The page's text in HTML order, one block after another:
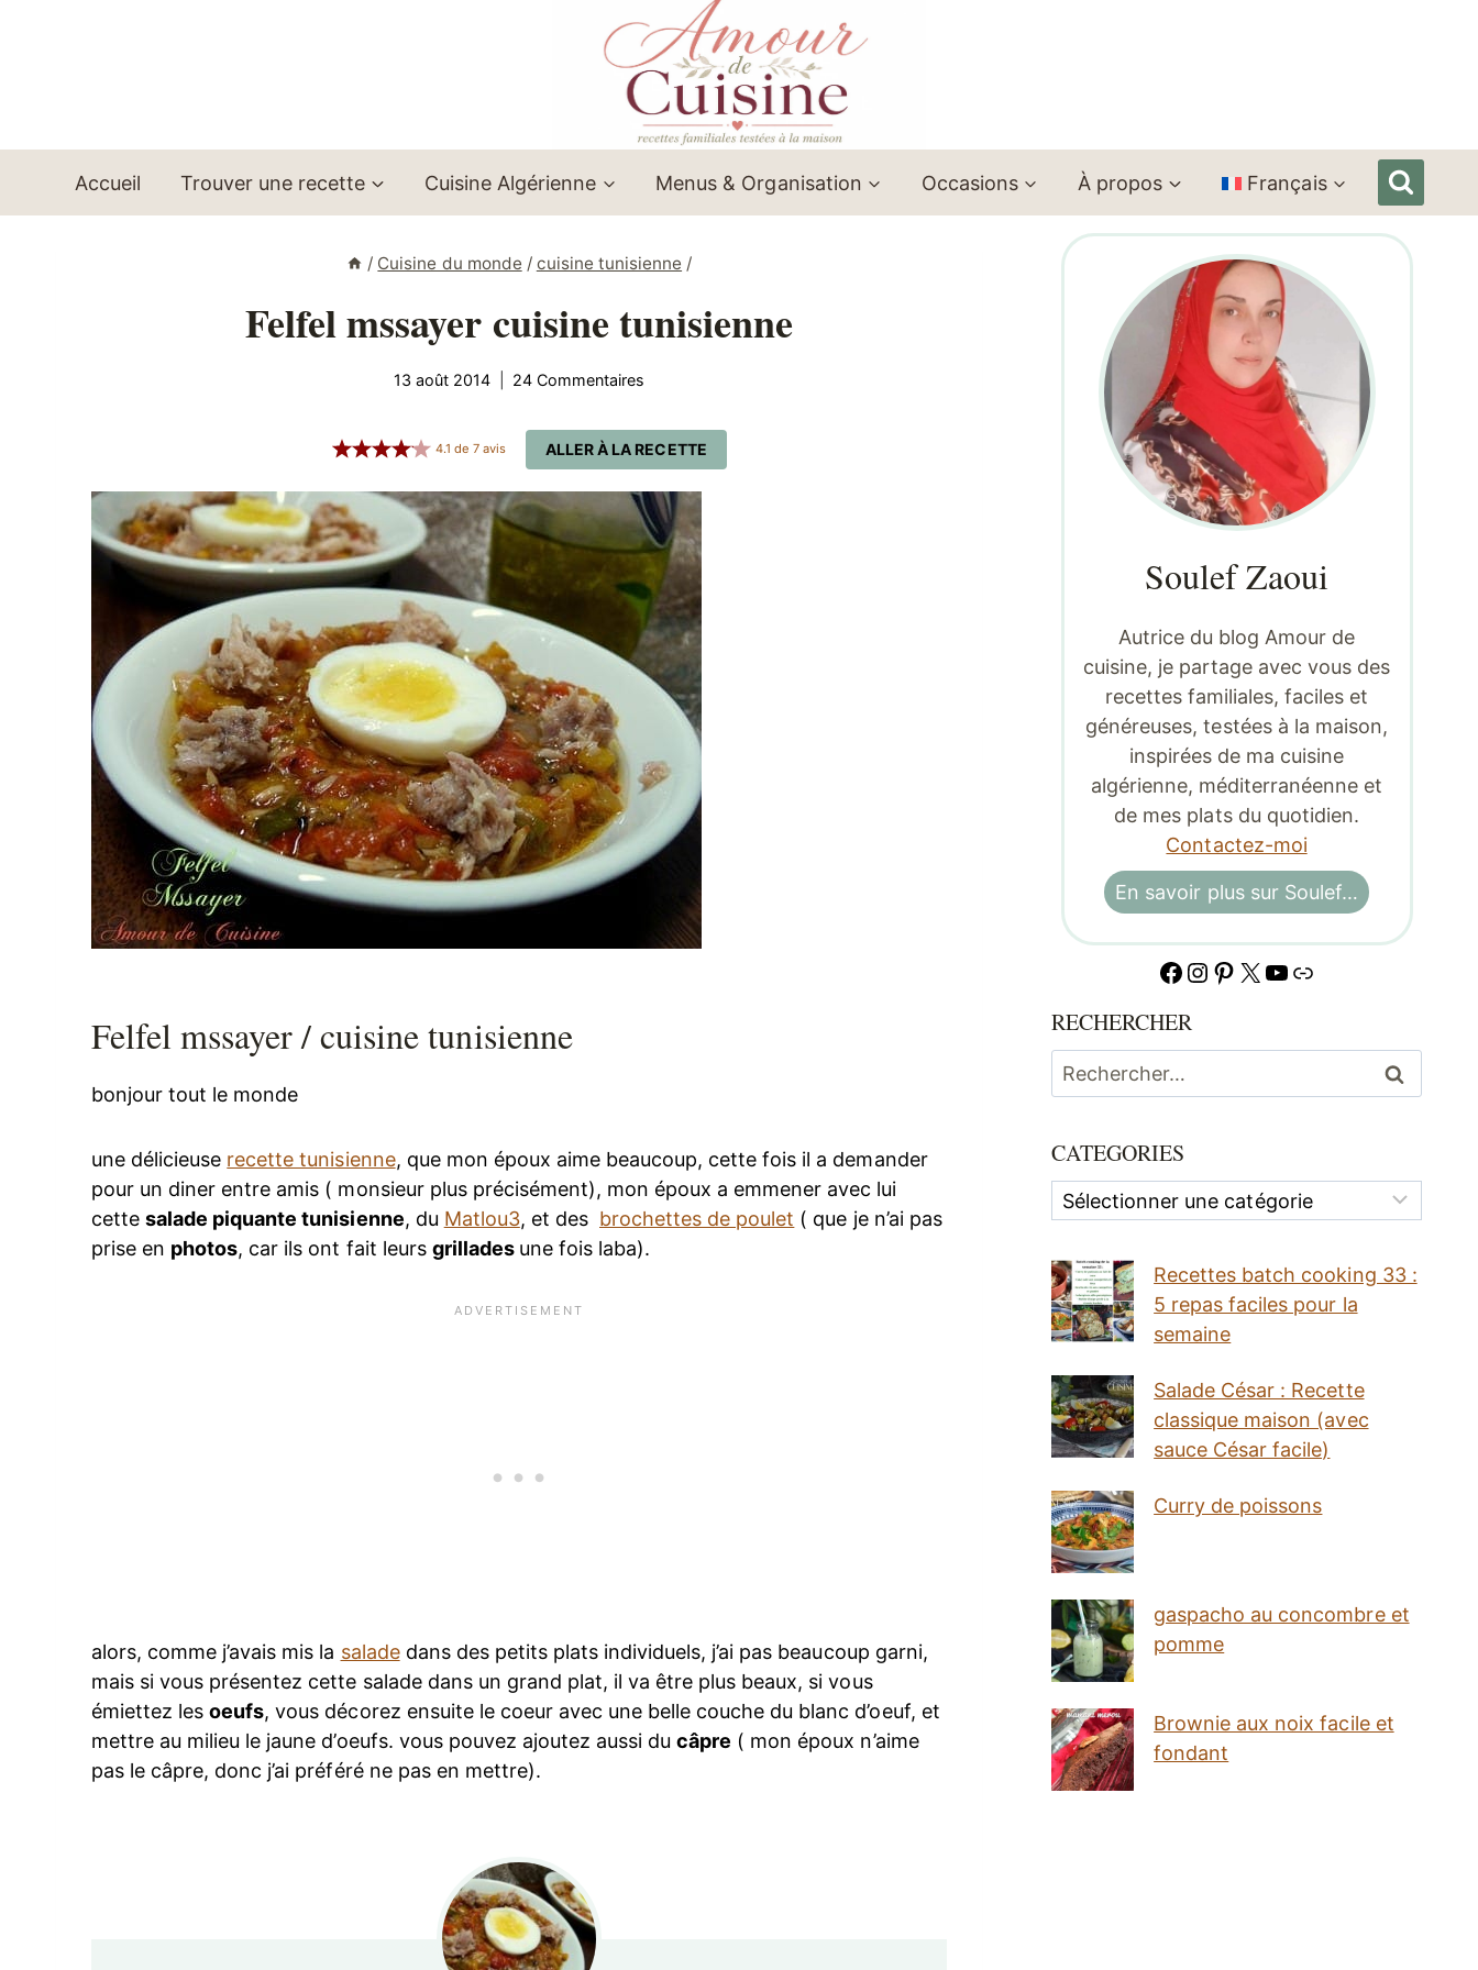
Accueil Trouver une recette Cuisine Algérienne Menus & Organisation Occasions À propos Français
/ Cuisine du monde / cuisine tunisienne /
Felfel mssayer cuisine tunisienne
13 août 2014 24 Commentaires
ALLER À LA RECETTE
4.1 de7 avis
Felfel mssayer / cuisine tunisienne
bonjour tout le monde
une délicieuse recette tunisienne, que mon époux aime beaucoup, cette fois il a demander
pour un diner entre amis ( monsieur plus précisément), mon époux a emmener avec lui
cettesalade piquante tunisienne, du Matlou3, et des brochettes de poulet ( que je n’ai pas
prise en photos, car ils ont fait leurs grillades une fois laba).
alors, comme j’avais mis la saladedans des petits plats individuels, j’ai pas beaucoup garni,
mais si vous présentez cette salade dans un grand plat, il va être plus beaux, si vous
émiettez lesoeufs, vous décorez ensuite le coeur avec une belle couche du blanc d’oeuf, et
mettre au milieu le jaune d’oeufs. vous pouvez ajoutez aussi ducâpre ( mon époux n’aime
pas le câpre, donc j’ai préféré ne pas en mettre).
Soulef Zaoui
Autrice du blog Amour de
cuisine, je partage avec vous des
recettes familiales, faciles et
généreuses, testées à la maison,
inspirées de ma cuisine
algérienne, méditerranéenne et
de mes plats du quotidien.
Contactez-moi
En savoir plus sur Soulef…
Facebook
Instagram
Pinterest
X YouTube
Lien
RECHERCHER
Rechercher :
CATEGORIES
Categories
Recettes batch cooking 33 :
5 repas faciles pour la
semaine
Salade César : Recette
classique maison (avec
sauce César facile)
Curry de poissons
gaspacho au concombre et
pomme
Brownie aux noix facile et
fondant